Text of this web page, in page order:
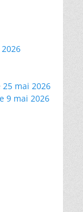
mai 2026
9 mai 2026